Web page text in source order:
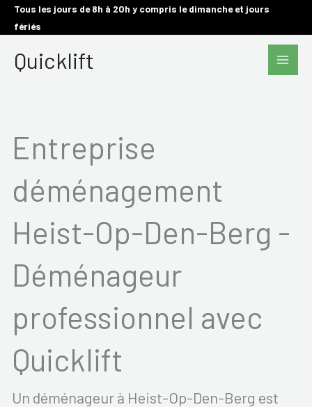
AllerTous les jours de 8h à 20h y compris le dimanche et jours
fériés
Quicklift
Main
Entreprise
déménagement
Heist-Op-Den-Berg -
Déménageur
professionnel avec
Quicklift
Un déménageur à Heist-Op-Den-Berg est